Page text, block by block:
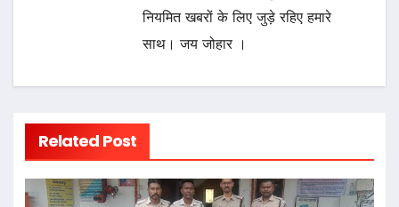
नियमित खबरों के लिए जुड़े रहिए हमारे
साथ। जय जोहार ।
Related Post